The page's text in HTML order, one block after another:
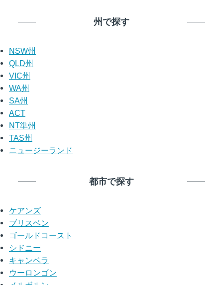
州で探す
NSW州
QLD州
VIC州
WA州
SA州
ACT
NT準州
TAS州
ニュージーランド
都市で探す
ケアンズ
ブリスベン
ゴールドコースト
シドニー
キャンベラ
ウーロンゴン